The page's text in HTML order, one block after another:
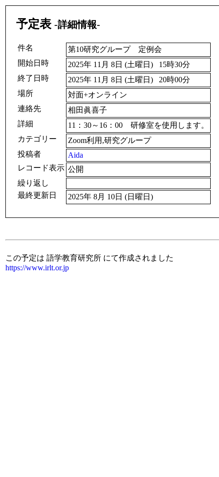
予定表 -詳細情報-
件名
第10研究グループ 定例会
開始日時
2025年 11月 8日 (土曜日) 15時30分
終了日時
2025年 11月 8日 (土曜日) 20時00分
場所
対面+オンライン
連絡先
相田眞喜子
詳細
11：30～16：00 研修室を使用します。
カテゴリー
Zoom利用,研究グループ
投稿者
Aida
レコード表示 公開
繰り返し
最終更新日
2025年 8月 10日 (日曜日)
この予定は 語学教育研究所 にて作成されました
https://www.irlt.or.jp